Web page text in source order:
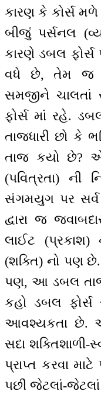
કારણ કે કોર્સ
બીજું પર્સનલ
કારણે ડબલ
વધે છે, તેમ જ
સમજીને ચાલતાં
ફોર્સ માં રહે.
તાજધારી છો કે
તાજ કયો છે?
(પવિત્રતા)
સંગમયુગ પર
દ્વારા જ
લાઈટ
(શક્તિ) નો પણ છે.
પણ, આ ડબલ તાજ
કહો ડબલ ફોર્સ
આવશ્યકતા છે.
સદા શક્તિશાળી-
પ્રાપ્ત કરવા
પછી જેટલાં-જેટલાં